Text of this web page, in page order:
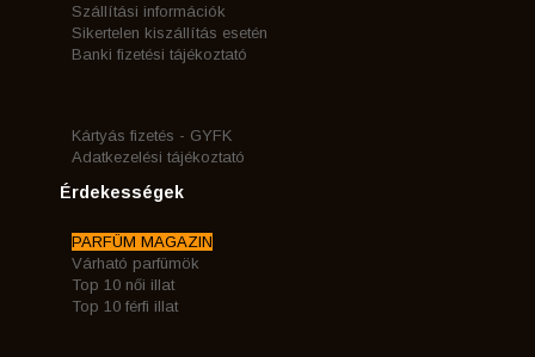
Szállítási információk
Sikertelen kiszállítás esetén
Banki fizetési tájékoztató
Kártyás fizetés - GYFK
Adatkezelési tájékoztató
Érdekességek
PARFÜM MAGAZIN
Várható parfümök
Top 10 női illat
Top 10 férfi illat